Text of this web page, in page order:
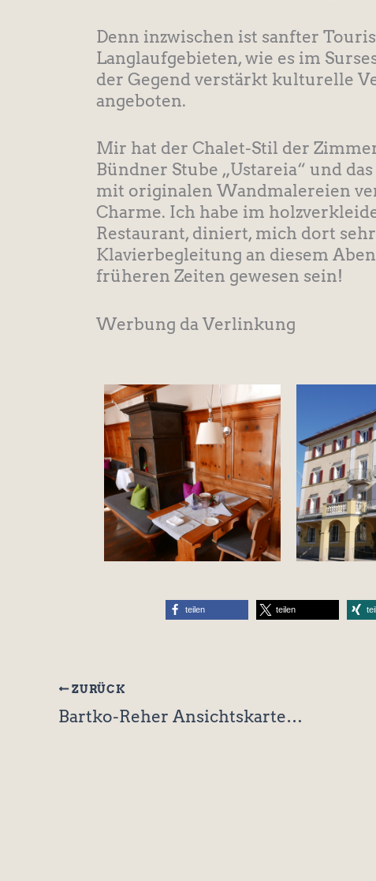
Denn inzwischen ist sanfter
Langlaufgebieten, wie es im
der Gegend verstärkt kulturelle
angeboten.
Mir hat der Chalet-Stil der
Bündner Stube „Ustareia“ und
mit originalen Wandmalereien
Charme. Ich habe im
Restaurant, diniert, mich dort
Klavierbegleitung an diesem
früheren Zeiten gewesen sein!
Werbung da Verlinkung
teilen teilen
ZURÜCK
Bartko-Reher Ansichtskartenversand